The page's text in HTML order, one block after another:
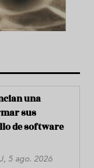
una
sus
de software
5 ago. 2026